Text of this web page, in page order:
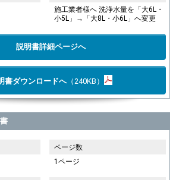
施工業者様へ 洗浄水量を「大6L・
小5L」→「大8L・小6L」へ変更
説明書詳細ページへ
書ダウンロードへ（240KB）
ページ数
1ページ